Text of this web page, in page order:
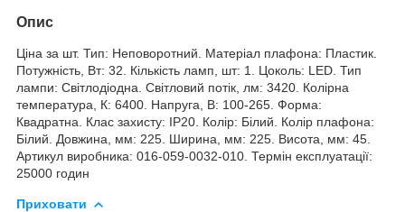
Опис
Ціна за шт. Тип: Неповоротний. Матеріал плафона: Пластик.
Потужність, Вт: 32. Кількість ламп, шт: 1. Цоколь: LED. Тип
лампи: Світлодіодна. Світловий потік, лм: 3420. Колірна
температура, К: 6400. Напруга, В: 100-265. Форма:
Квадратна. Клас захисту: IP20. Колір: Білий. Колір плафона:
Білий. Довжина, мм: 225. Ширина, мм: 225. Висота, мм: 45.
Артикул виробника: 016-059-0032-010. Термін експлуатації:
25000 годин
Приховати